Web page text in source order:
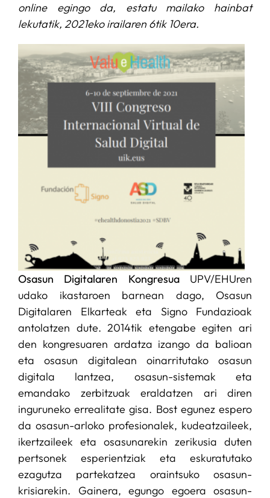
ZERBITZUAK
I+D+I LAGUNTZA
ALBISTEAK
online egingo da, estatu mailako hainbat
lekutatik, 2021eko irailaren 6tik 10era.
Osasun Digitalaren KongresuaUPV/EHUren
udako ikastaroen barnean dago, Osasun
Digitalaren Elkarteak eta Signo Fundazioak
antolatzen dute. 2014tik etengabe egiten ari
den kongresuaren ardatza izango da balioan
eta osasun digitalean oinarritutako osasun
digitala lantzea, osasun-sistemak eta
emandako zerbitzuak eraldatzen ari diren
inguruneko errealitate gisa. Bost egunez espero
da osasun-arloko profesionalek, kudeatzaileek,
ikertzaileek eta osasunarekin zerikusia duten
pertsonek esperientziak eta eskuratutako
ezagutza partekatzea oraintsuko osasun-
krisiarekin. Gainera, egungo egoera osasun-